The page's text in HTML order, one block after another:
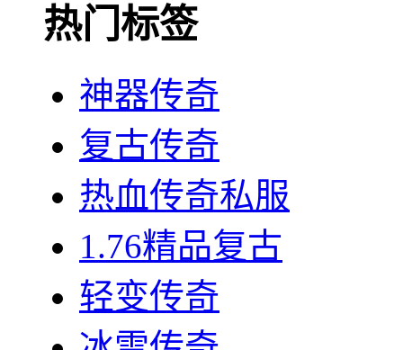
热门标签
神器传奇
复古传奇
热血传奇私服
1.76精品复古
轻变传奇